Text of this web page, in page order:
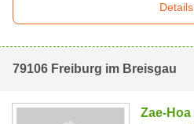
Details
79106 Freiburg im Breisgau
Zae-Hoa